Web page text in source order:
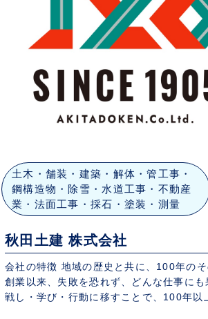
土木・舗装・建築・解体・管工事・
鋼構造物・除雪・水道工事・不動産
業・法面工事・採石・塗装・測量
秋田土建 株式会社
会社の特徴 地域の歴史と共に、100年のそ
創業以来、失敗を恐れず、どんな仕事にも
戦し・学び・行動に移すことで、100年以